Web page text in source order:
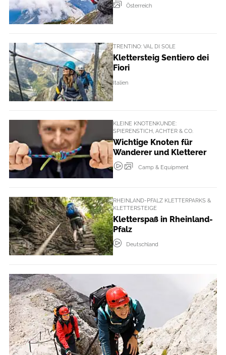
Österreich
TRENTINO: VAL DI SOLE
Klettersteig Sentiero dei
Fiori
Italien
KLEINE KNOTENKUNDE:
SPIERENSTICH, ACHTER & CO.
Wichtige Knoten für
Wanderer und Kletterer
Camp & Equipment
RHEINLAND-PFALZ KLETTERPARKS &
KLETTERSTEIGE
Kletterspaß in Rheinland-
Pfalz
Deutschland